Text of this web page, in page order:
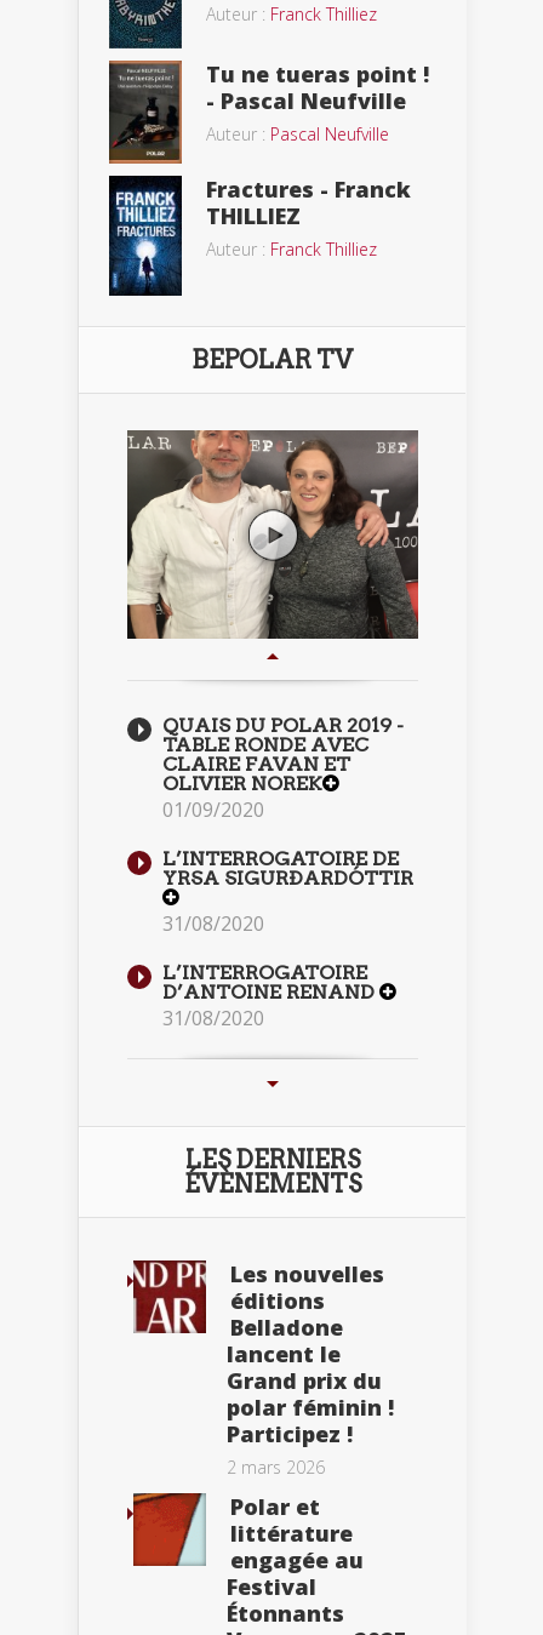
Auteur : Franck Thilliez
Tu ne tueras point !
- Pascal Neufville
Auteur : Pascal Neufville
Fractures - Franck
THILLIEZ
Auteur : Franck Thilliez
BEPOLAR TV
QUAIS DU POLAR 2019 -
TABLE RONDE AVEC
CLAIRE FAVAN ET
OLIVIER NOREK
01/09/2020
L’INTERROGATOIRE DE
YRSA SIGURÐARDÓTTIR
31/08/2020
L’INTERROGATOIRE
D’ANTOINE RENAND
31/08/2020
LES DERNIERS
ÉVÈNEMENTS
Les nouvelles
éditions
Belladone
lancent le
Grand prix du
polar féminin !
Participez !
2 mars 2026
Polar et
littérature
engagée au
Festival
Étonnants